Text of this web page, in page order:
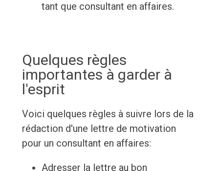
tant que consultant en affaires.
Quelques règles
importantes à garder à
l'esprit
Voici quelques règles à suivre lors de la
rédaction d'une lettre de motivation
pour un consultant en affaires:
Adresser la lettre au bon